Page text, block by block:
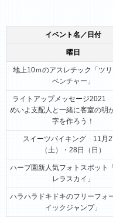
イベント名／日付
曜日
地上10ｍのアスレチック「ツ
ベンチャー」
ライトアップメッセージ2021
めいよ支配人と一緒に客室の明
字を作ろう！
スイーツバイキング 11月
（土）・28日（日）
ハーブ園新人気フォトスポット
レラスカイ」
ハラハラドキドキのフリーフォ
イックジャンプ」